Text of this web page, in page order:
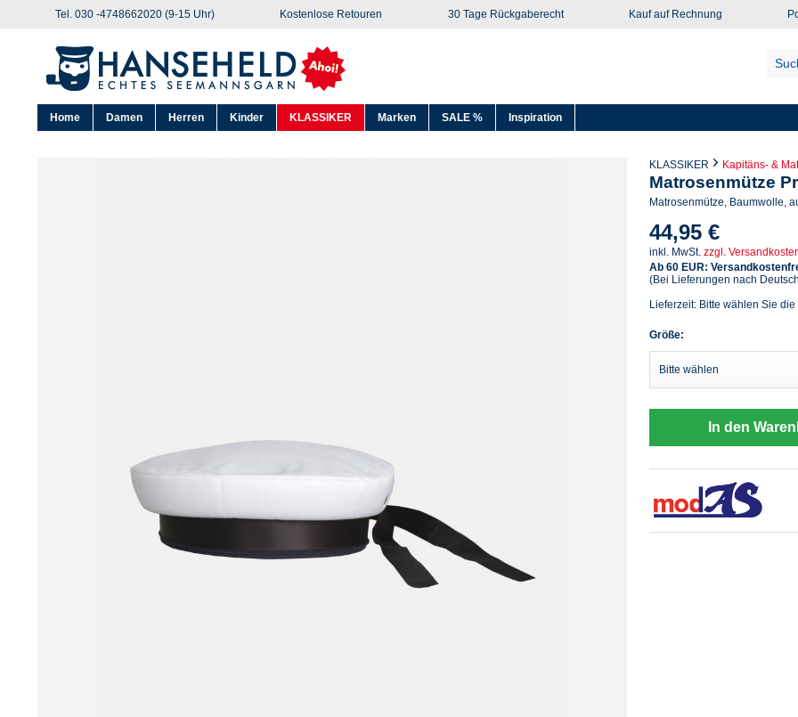
Tel. 030 -4748662020 (9-15 Uhr) Kostenlose Retouren 30 Tage Rückgaberecht Kauf auf Rechnung
Home Damen Herren Kinder KLASSIKER Marken SALE % Inspiration
KLASSIKER Kapitäns- &
Matrosenmütze
Matrosenmütze, Baumwolle,
44,95 €
inkl. MwSt. zzgl.
Ab 60 EUR:
(Bei Lieferungen nach
Lieferzeit: Bitte wählen Sie die
Größe:
In den